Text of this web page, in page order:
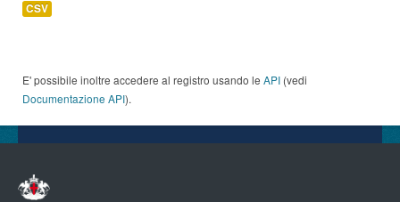
CSV
E' possibile inoltre accedere al registro usando le API (vedi
Documentazione API).